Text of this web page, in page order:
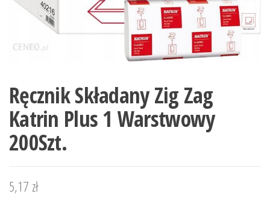
Ręcznik Składany Zig Zag
Katrin Plus 1 Warstwowy
200Szt.
5,17 zł